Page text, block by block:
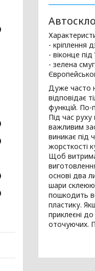
- кріплення
- віконце під
- зелена
Дуже часто
відповідає
функцій. По-
Під час
важливим
виникає під
жорсткості
Щоб
основі два
шари
пошкодить
пластику.
приклеєні
оточуючих.